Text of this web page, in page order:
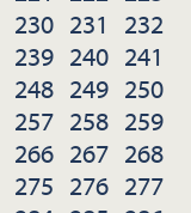
230 231
232
239 240 241
248 249 250
257 258 259
266 267 268
275 276 277